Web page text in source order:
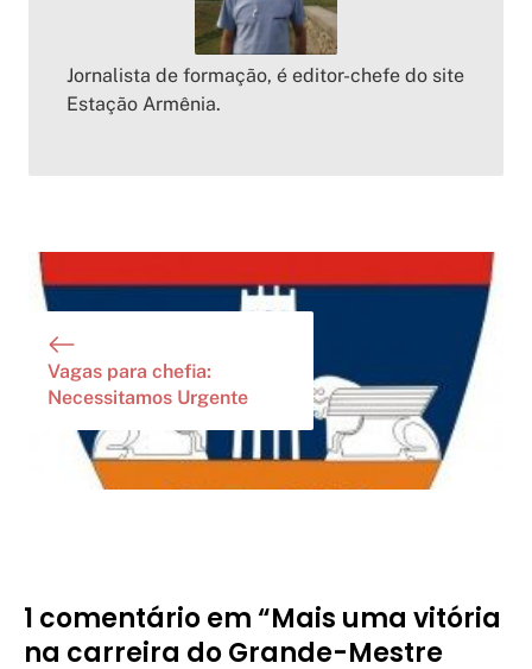
Jornalista de formação, é editor-chefe do site
Estação Armênia.
Vagas para chefia:
Necessitamos Urgente
1 comentário em “Mais uma vitória
na carreira do Grande-Mestre